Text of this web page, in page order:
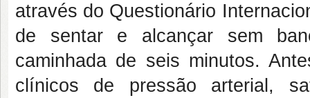
através do Questionário
de sentar e alcançar sem
caminhada de seis minutos.
clínicos de pressão arterial,